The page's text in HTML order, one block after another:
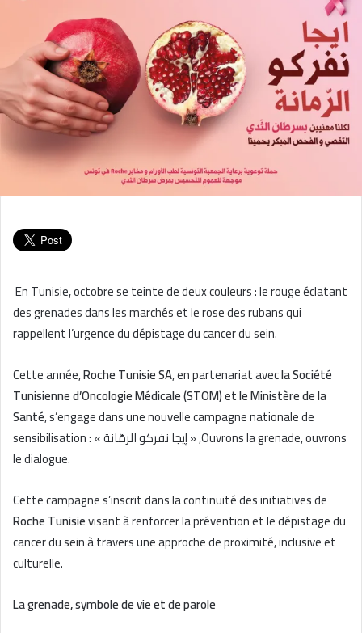
En Tunisie, octobre se teinte de deux couleurs : le rouge éclatant
des grenades dans les marchés et le rose des rubans qui
rappellent l’urgence du dépistage du cancer du sein.
Cette année,Roche Tunisie SA, en partenariat avecla Société
Tunisienne d’Oncologie Médicale (STOM)etle Ministère de la
Santé, s’engage dans une nouvelle campagne nationale de
sensibilisation : « إيجا نفركو الرمّانة » ,Ouvrons la grenade, ouvrons
le dialogue.
Cette campagne s’inscrit dans la continuité des initiatives de
Roche Tunisievisant à renforcer la prévention et le dépistage du
cancer du sein à travers une approche de proximité, inclusive et
culturelle.
La grenade, symbole de vie et de parole